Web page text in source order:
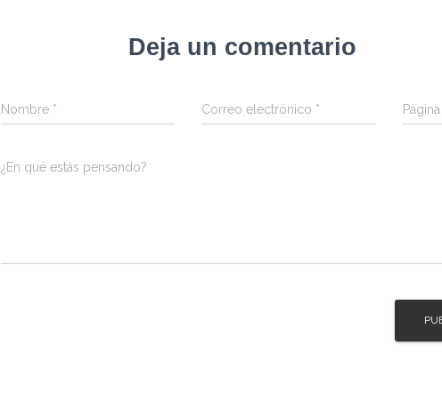
Deja un comentario
Nombre * Correo electrónico *
¿En qué estás pensando?